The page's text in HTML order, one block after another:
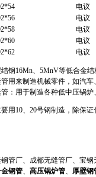
电议
电议
电议
电议
电议
16Mn、5MnV等低合金结
用来制造机械零件，如
：用于制造各种低中压锅
10、20号钢制造，除保证
厂、成都无缝管厂、宝钢
钢管、 高压锅炉管、
厚壁钢